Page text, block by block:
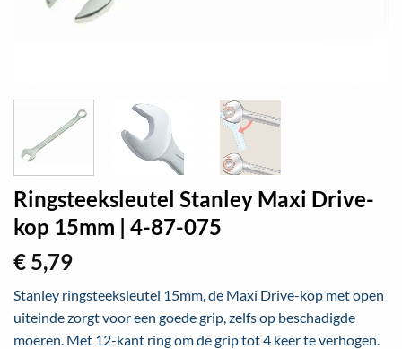
Ringsteeksleutel Stanley Maxi Drive-
kop 15mm | 4-87-075
€ 5,79
Stanley ringsteeksleutel 15mm, de Maxi Drive-kop met open
uiteinde zorgt voor een goede grip, zelfs op beschadigde
moeren. Met 12-kant ring om de grip tot 4 keer te verhogen.